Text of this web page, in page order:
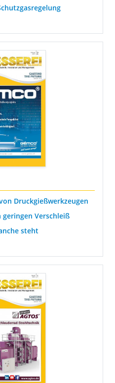
Druckgießwerkzeugen
Verschleiß
steht